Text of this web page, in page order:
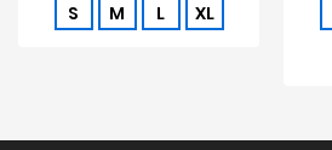
S M L XL